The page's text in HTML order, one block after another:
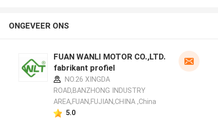
ONGEVEER ONS
FUAN WANLI MOTOR CO.,LTD.
fabrikant profiel
NO.26 XINGDA
ROAD,BANZHONG INDUSTRY
AREA,FUAN,FUJIAN,CHINA ,China
5.0